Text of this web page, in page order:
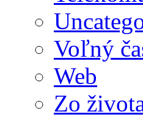
Voľný
Web
Zo